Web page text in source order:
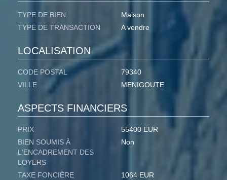
TYPE DE BIEN
Maison
TYPE DE TRANSACTION
A vendre
LOCALISATION
CODE POSTAL
79340
VILLE
MENIGOUTE
ASPECTS FINANCIERS
PRIX
55400 EUR
BIEN SOUMIS À
L'ENCADREMENT DES
LOYERS
Non
TAXE FONCIÈRE 1064 EUR